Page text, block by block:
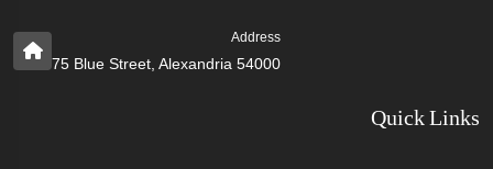
Address
75 Blue Street, Alexandria 54000
Quick Links